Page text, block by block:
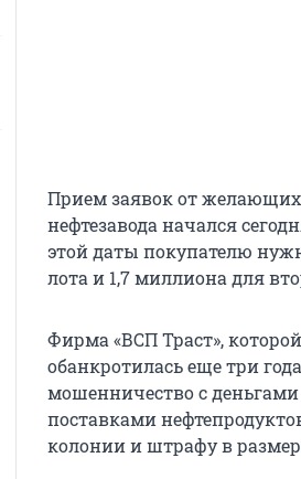
Прием заявок от желающих
нефтезавода начался
этой даты покупателю
лота и 1,7 миллиона для
Фирма «ВСП Траст»,
обанкротилась еще три
мошенничество с
поставками
колонии и штрафу в